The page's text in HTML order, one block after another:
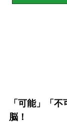
「可能」「
脳！